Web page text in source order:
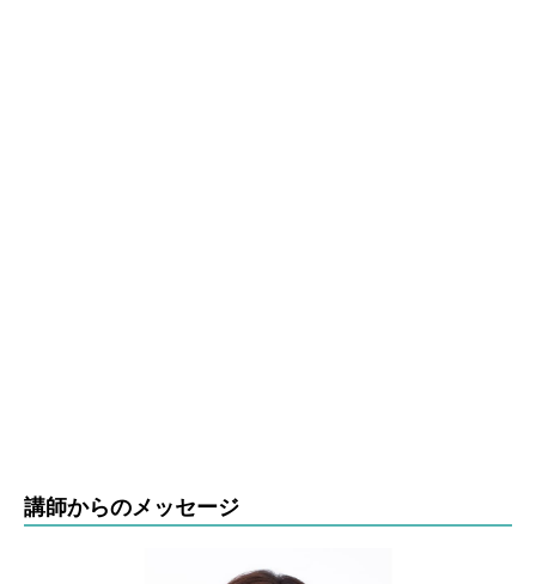
講師からのメッセージ